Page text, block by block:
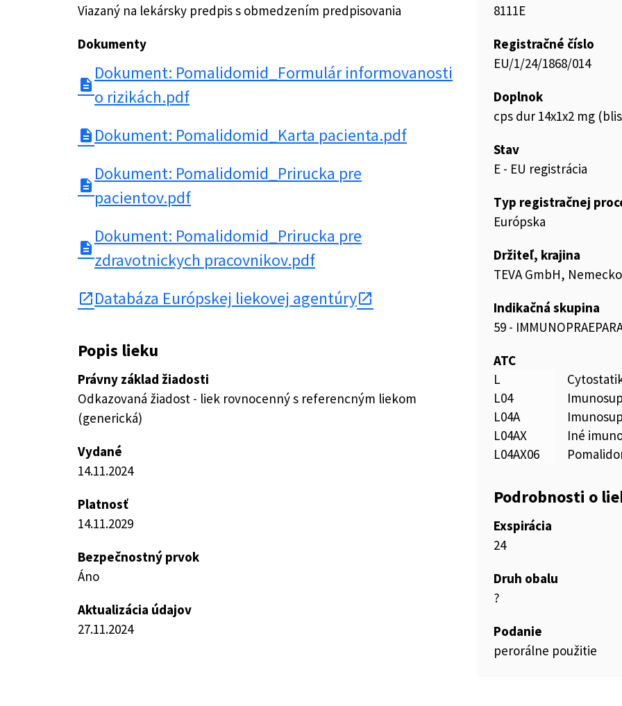
Viazaný na lekársky predpis s obmedzením predpisovania
Dokumenty
description
Dokument: Pomalidomid_Formulár informovanosti
o rizikách.pdf
description Dokument: Pomalidomid_Karta pacienta.pdf
description
Dokument: Pomalidomid_Prirucka pre
pacientov.pdf
description
Dokument: Pomalidomid_Prirucka pre
zdravotnickych pracovnikov.pdf
open_in_new Databáza Európskej liekovej agentúry
Popis lieku
Právny základ žiadosti
Odkazovaná žiadost - liek rovnocenný s referencným liekom
(generická)
Vydané
14.11.2024
Platnosť
14.11.2029
Bezpečnostný prvok
Áno
Aktualizácia údajov
27.11.2024
8111E
Registračné číslo
EU/1/24/1868/014
Doplnok
cps dur 14x1x2 mg
Stav
E - EU registrácia
Typ registračnej
Európska
Držiteľ, krajina
TEVA GmbH, Nemecko
Indikačná skupina
59 -
ATC
L
L04
L04A
L04AX
Iné
L04AX06
Podrobnosti o
Exspirácia
24
Druh obalu
?
Podanie
perorálne použitie